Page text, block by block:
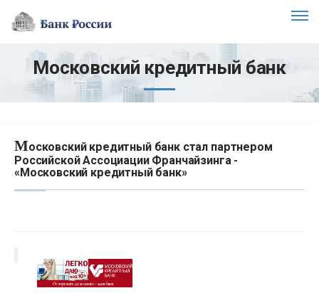
Московский кредитный банк
Московский кредитный банк стал партнером
Российской Ассоциации Франчайзинга -
«Московский кредитный банк»